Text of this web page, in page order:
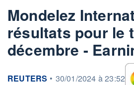
Mondelez
résultats pour le
décembre -
information fournie par
REUTERS • 30/01/2024 à 23:52